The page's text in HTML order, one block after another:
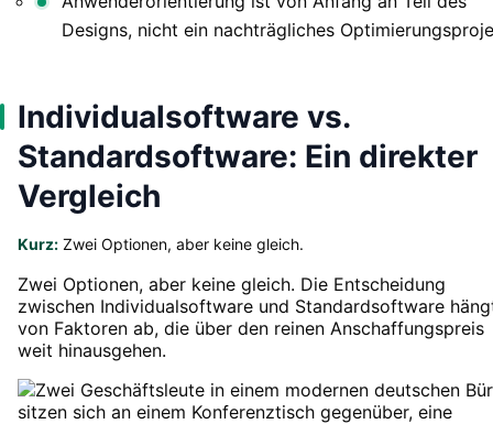
Designs, nicht ein nachträgliches
Individualsoftware vs.
Standardsoftware: Ein direkter
Vergleich
Kurz: Zwei Optionen, aber keine gleich.
Zwei Optionen, aber keine gleich. Die Entscheidung
zwischen Individualsoftware und Standardsoftware
von Faktoren ab, die über den reinen Anschaffungspreis
weit hinausgehen.